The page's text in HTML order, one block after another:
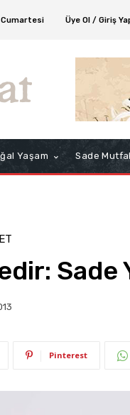
Üye Ol / Giriş
Yaşam Sade
Sade
Pinterest